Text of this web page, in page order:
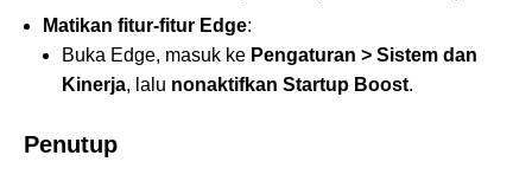
Matikan fitur-fitur Edge:
Buka Edge, masuk ke Pengaturan > Sistem dan
Kinerja, lalu nonaktifkan Startup Boost.
Penutup